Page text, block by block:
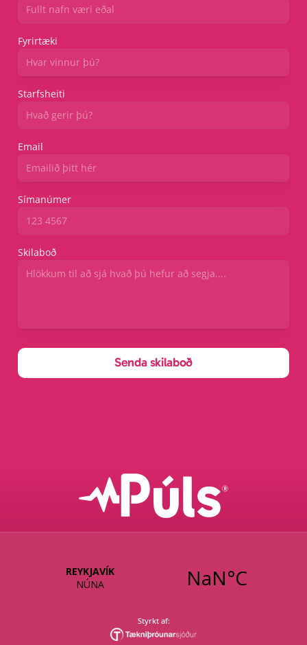
Styrkt af:
Fyrirtæki
Starfsheiti
Email
Símanúmer
Skilaboð
Senda skilaboð